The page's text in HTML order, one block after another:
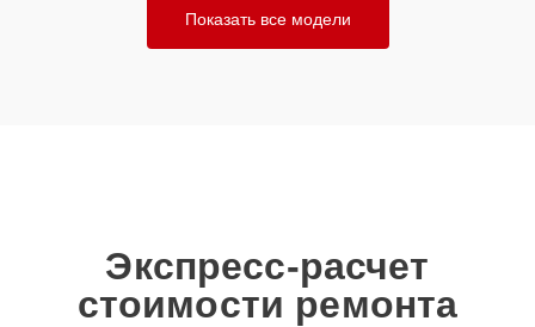
Показать все модели
Экспресс-расчет
стоимости ремонта